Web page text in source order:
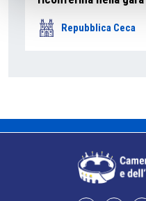
Repubblica Ceca